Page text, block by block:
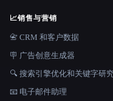
📈销售与营销
📇 CRM 和客户数据
🪧 广告创意生成器
🔍 搜索引擎优化和关键字研
📧 电子邮件助理